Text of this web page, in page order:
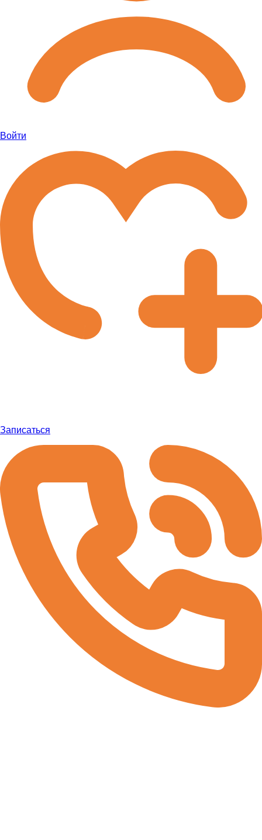
Войти
Записаться